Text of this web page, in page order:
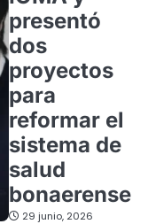
presentó
dos
proyectos
para
reformar el
sistema de
salud
bonaerense
29 junio, 2026